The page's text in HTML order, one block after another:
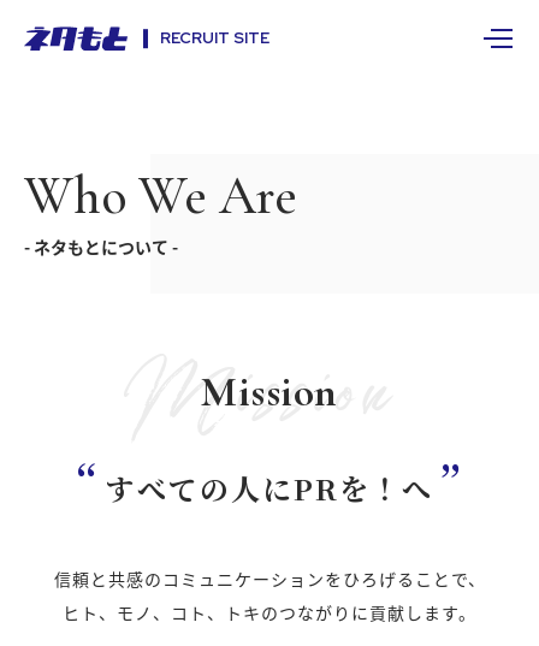
RECRUIT SITE
Who We Are
- ネタもとについて -
Mission
Mission
すべての人にPRを！へ
信頼と共感のコミュニケーションをひろげることで、
ヒト、モノ、コト、トキのつながりに貢献します。